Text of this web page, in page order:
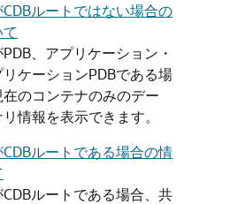
ルートではない場合の
、アプリケーション・
ケーションPDBである場
のコンテナのみのデー
情報を表示できます。
ルートである場合の情
ルートである場合、共